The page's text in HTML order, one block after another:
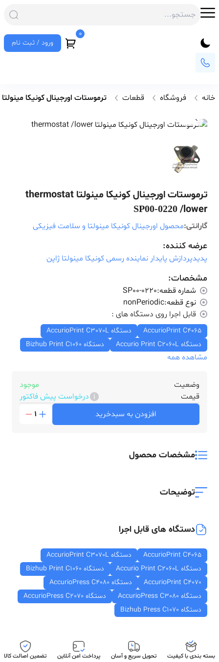
0
ورود / ثبت نام
خانه فروشگاه قطعات ترموستات اورجینال کونیکا مینولتا thermostat /lower
ترموستات اورجینال کونیکا مینولتا thermostat
/lower
SP00-0220
گارانتی:محصول اورجینال کونیکا مینولتا و سلامت فیزیکی
عرضه کننده:
پدیدپردازش پایدار نماینده رسمی کونیکا مینولتا ژاپن
مشخصات:
شماره قطعه:SP00-0220
نوع قطعه:nonPeriodic
قابل اجرا روی دستگاه های :
AccurioPrint C4065
دستگاه AccurioPrint C3070L
دستگاه Accurio Print C2060L
دستگاه Bizhub Print C1060
مشاهده همه
وضعیت
موجود
قیمت
درخواست پیش فاکتور
افزودن به سبدخرید
1
مشخصات محصول
توضیحات
دستگاه های قابل اجرا
AccurioPrint C4065
دستگاه AccurioPrint C3070L
دستگاه Accurio Print C2060L
دستگاه Bizhub Print C1060
AccurioPrint C4070
دستگاه AccurioPress C4080
دستگاه AccurioPress C3080
دستگاه AccurioPress C2070
دستگاه Bizhub Press C1070
بسته بندی با کیفیت تحویل سریع و آسان پرداخت امن آنلاین تضمین اصالت کالا